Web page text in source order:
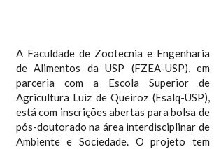
A Faculdade de Zootecnia e Engenharia
de Alimentos da USP (FZEA-USP), em
parceria com a Escola Superior de
Agricultura Luiz de Queiroz (Esalq-USP),
está com inscrições abertas para bolsa de
pós-doutorado na área interdisciplinar de
Ambiente e Sociedade. O projeto tem